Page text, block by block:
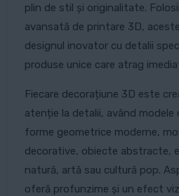
plin de stil și originalitate.
avansată de printare 3D,
designul inovator cu detalii
produse unice care atrag
Fiecare decorațiune 3D este
atenție la detalii, având modele
forme geometrice moderne,
decorative, obiecte abstracte,
natură, artă sau cultură pop.
oferă profunzime și un efect